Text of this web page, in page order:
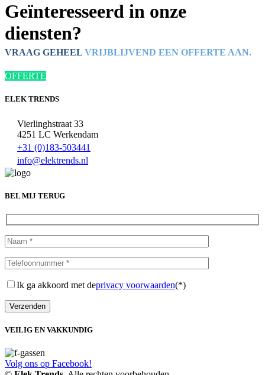
Geïnteresseerd in onze
diensten?
VRAAG GEHEEL VRIJBLIJVEND EEN OFFERTE AAN.
OFFERTE
ELEK TRENDS
Vierlinghstraat 33
4251 LC Werkendam
+31 (0)183-503441
info@elektrends.nl
BEL MIJ TERUG
Ik ga akkoord met deprivacy voorwaarden(*)
VEILIG EN VAKKUNDIG
Volg ons op Facebook!